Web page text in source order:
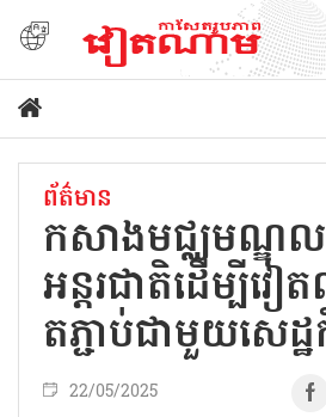
ព័ត៌មាន
កសាងមជ្ឈមណ្ឌល
អន្តរជាតិដើម្បីវ
តភ្ជាប់ជាមួយសេ
22/05/2025